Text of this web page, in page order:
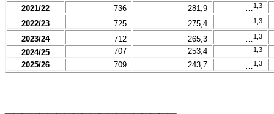
2021/22
736 281,9 …1,3
2022/23 725 275,4 …1,3
2023/24 712 265,3 …1,3
2024/25 707 253,4 …1,3
2025/26 709 243,7 …1,3